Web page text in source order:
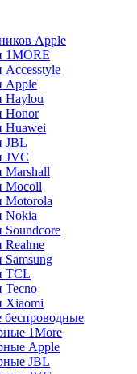
Apple
1MORE
Accesstyle
Apple
Haylou
Honor
Huawei
JBL
JVC
Marshall
Mocoll
Motorola
Nokia
Soundcore
Realme
TCL
Tecno
Xiaomi
1More
Apple
JBL